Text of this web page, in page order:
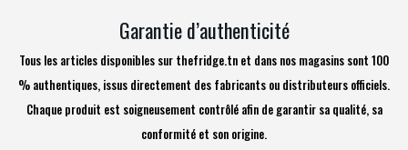
Garantie d’authenticité
Tous les articles disponibles sur thefridge.tn et dans nos magasins sont 100
% authentiques, issus directement des fabricants ou distributeurs officiels.
Chaque produit est soigneusement contrôlé afin de garantir sa qualité, sa
conformité et son origine.